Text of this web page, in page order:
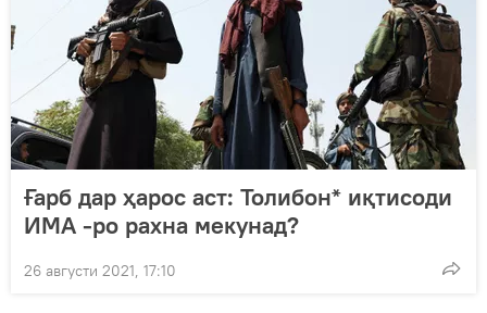
Ғарб дар ҳарос аст: Толибон* иқтисоди
ИМА -ро рахна мекунад?
26 августи 2021, 17:10